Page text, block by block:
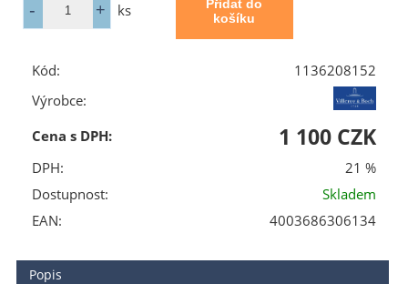
ks
Kód:
1136208152
Výrobce:
Cena s DPH:
1 100 CZK
DPH:
21 %
Dostupnost:
Skladem
EAN:
4003686306134
Popis